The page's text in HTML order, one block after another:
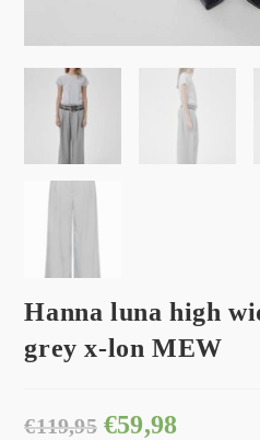
Hanna luna high
grey x-lon MEW
€119,95 €59,98